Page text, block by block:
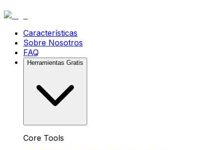
Características
Sobre Nosotros
FAQ
Herramientas Gratis
Core Tools